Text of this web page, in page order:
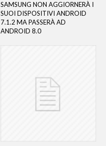
SAMSUNG NON AGGIORNERÀ I
SUOI DISPOSITIVI ANDROID
7.1.2 MA PASSERÀ AD
ANDROID 8.0